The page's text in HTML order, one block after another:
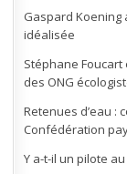
Gaspard Koening
idéalisée
Stéphane
des ONG
Retenues d’eau :
Confédération
Y a-t-il un pilote